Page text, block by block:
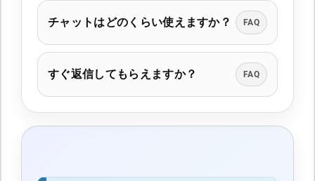
チャットはどのくらい使えますか？ FAQ
すぐ返信してもらえますか？ FAQ